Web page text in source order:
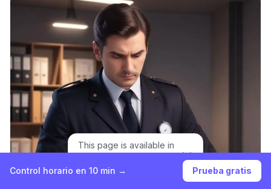
This page is available in
English.
View in English
Control horario en 10 min → Prueba gratis